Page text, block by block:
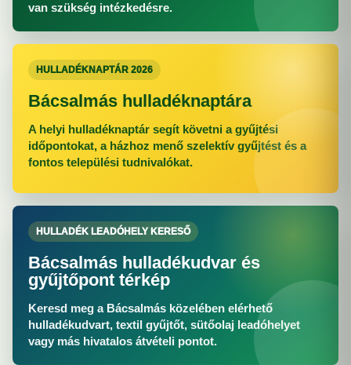
van szükség intézkedésre.
HULLADÉKNAPTÁR 2026
Bácsalmás hulladéknaptára
A helyi hulladéknaptár segít követni a gyűjtési
időpontokat, a házhoz menő szelektív gyűjtést és a
fontos települési tudnivalókat.
HULLADÉK LEADÓHELY KERESŐ
Bácsalmás hulladékudvar és
gyűjtőpont térkép
Keresd meg a Bácsalmás közelében elérhető
hulladékudvart, textil gyűjtőt, sütőolaj leadóhelyet
vagy más hivatalos átvételi pontot.